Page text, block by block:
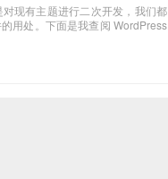
现有主题进行二次开发，我们都
用处。下面是我查阅 WordPress